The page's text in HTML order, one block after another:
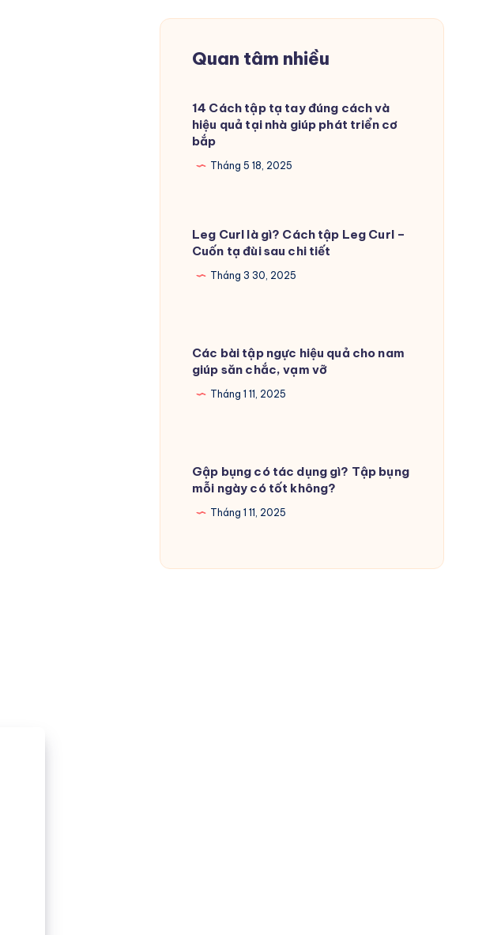
Quan tâm nhiều
14 Cách tập tạ tay đúng cách và
hiệu quả tại nhà giúp phát triển cơ
bắp
Tháng 5 18, 2025
Leg Curl là gì? Cách tập Leg Curl –
Cuốn tạ đùi sau chi tiết
Tháng 3 30, 2025
Các bài tập ngực hiệu quả cho nam
giúp săn chắc, vạm vỡ
Tháng 1 11, 2025
Gập bụng có tác dụng gì? Tập bụng
mỗi ngày có tốt không?
Tháng 1 11, 2025